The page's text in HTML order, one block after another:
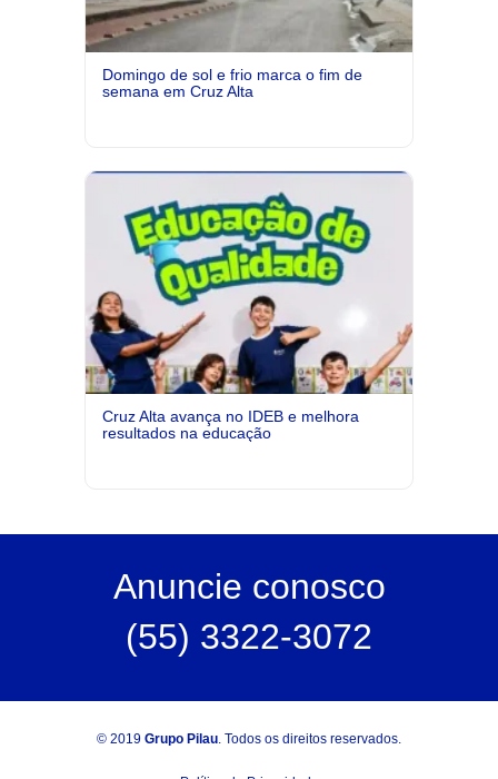
Domingo de sol e frio marca o fim de
semana em Cruz Alta
Cruz Alta avança no IDEB e melhora
resultados na educação
Anuncie conosco
(55) 3322-3072
© 2019 Grupo Pilau. Todos os direitos reservados.